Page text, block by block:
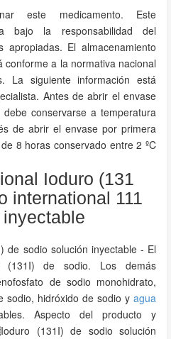
este medicamento. Este
bajo la responsabilidad del
apropiadas. El almacenamiento
a la normativa nacional
La siguiente información está
Antes de abrir el envase
conservarse a temperatura
de abrir el envase por primera
8 horas conservado entre 2 ºC
Ioduro (131
international 111
de sodio solución inyectable - El
(131I) de sodio. Los demás
de sodio monohidrato,
sodio, hidróxido de sodio y agua
Aspecto del producto y
(131I) de sodio solución